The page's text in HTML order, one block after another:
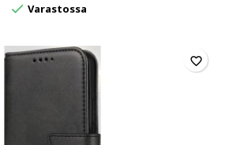
 Varastossa
favorite_border